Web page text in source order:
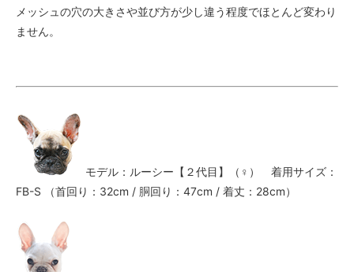
メッシュの穴の大きさや並び方が少し違う程度でほとんど変わり
ません。
モデル：ルーシー【２代目】（♀） 着用サイズ：
FB-S （首回り：32cm / 胴回り：47cm / 着丈：28cm）